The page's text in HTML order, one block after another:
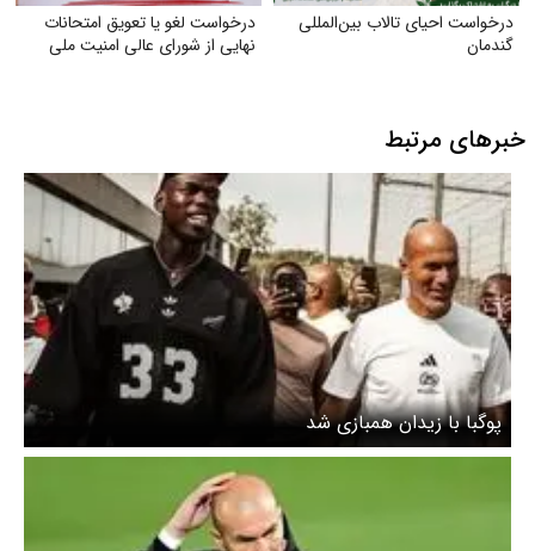
درخواست احیای تالاب بین‌المللی
گندمان
درخواست لغو یا تعویق امتحانات
نهایی از شورای عالی امنیت ملی
خبرهای مرتبط
پوگبا با زیدان همبازی شد